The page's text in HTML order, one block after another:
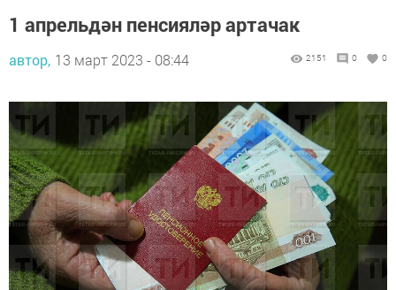
1 апрельдән пенсияләр артачак
автор, 13 март 2023 - 08:44 2151 0 0